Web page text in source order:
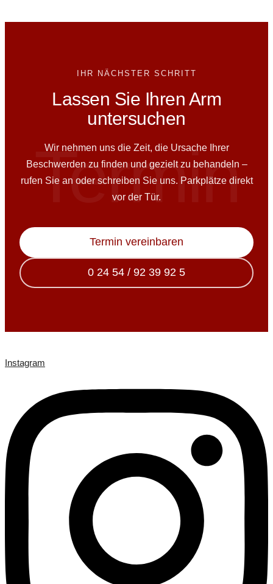
Belastung zu erkennen und anzupassen. Viele
Termin
IHR NÄCHSTER SCHRITT
Lassen Sie Ihren Arm
untersuchen
Wir nehmen uns die Zeit, die Ursache Ihrer
Beschwerden zu finden und gezielt zu behandeln –
rufen Sie an oder schreiben Sie uns. Parkplätze direkt
vor der Tür.
Termin vereinbaren
0 24 54 / 92 39 92 5
Instagram